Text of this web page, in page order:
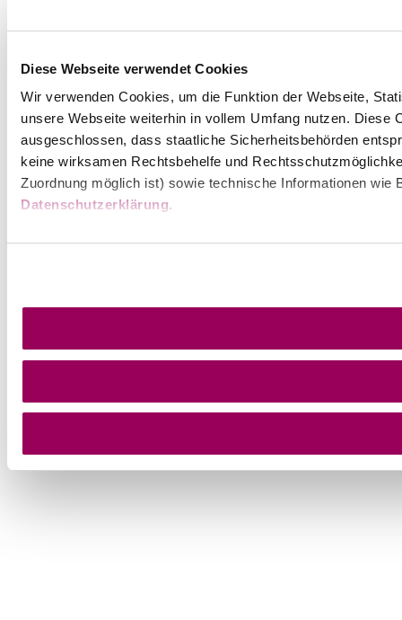
Diese Webseite verwendet Cookies
Wir verwenden Cookies, um die Funktion der Webseite,
unsere Webseite weiterhin in vollem Umfang nutzen.
ausgeschlossen, dass staatliche Sicherheitsbehörden
keine wirksamen Rechtsbehelfe und
Zuordnung möglich ist) sowie technische Informationen
Datenschutzerklärung.